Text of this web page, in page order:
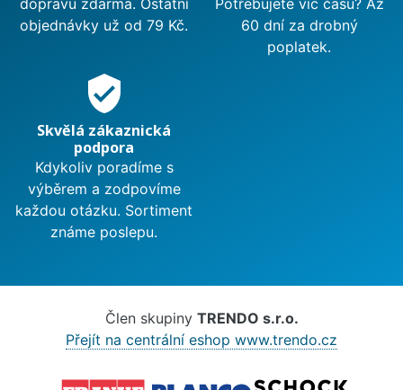
dopravu zdarma. Ostatní
objednávky už od 79 Kč.
Potřebujete víc času? Až
60 dní za drobný
poplatek.
verified_user
Skvělá zákaznická
podpora
Kdykoliv poradíme s
výběrem a zodpovíme
každou otázku. Sortiment
známe poslepu.
Člen skupiny TRENDO s.r.o.
Přejít na centrální eshop www.trendo.cz